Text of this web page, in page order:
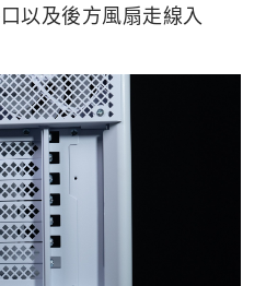
以及後方風扇走線入